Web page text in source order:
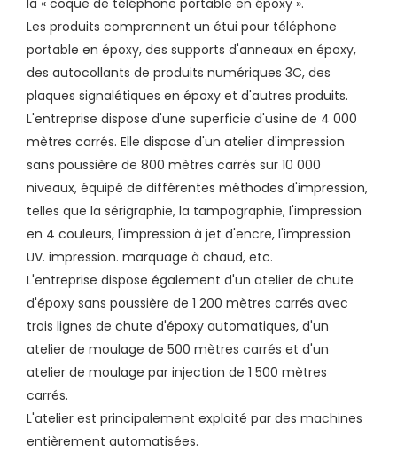
la « coque de téléphone portable en époxy ».
Les produits comprennent un étui pour téléphone
portable en époxy, des supports d'anneaux en époxy,
des autocollants de produits numériques 3C, des
plaques signalétiques en époxy et d'autres produits.
L'entreprise dispose d'une superficie d'usine de 4 000
mètres carrés. Elle dispose d'un atelier d'impression
sans poussière de 800 mètres carrés sur 10 000
niveaux, équipé de différentes méthodes d'impression,
telles que la sérigraphie, la tampographie, l'impression
en 4 couleurs, l'impression à jet d'encre, l'impression
UV. impression. marquage à chaud, etc.
L'entreprise dispose également d'un atelier de chute
d'époxy sans poussière de 1 200 mètres carrés avec
trois lignes de chute d'époxy automatiques, d'un
atelier de moulage de 500 mètres carrés et d'un
atelier de moulage par injection de 1 500 mètres
carrés.
L'atelier est principalement exploité par des machines
entièrement automatisées.